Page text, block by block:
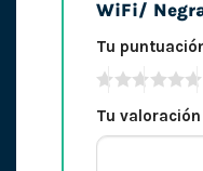
WiFi/
Tu
Tu valoración